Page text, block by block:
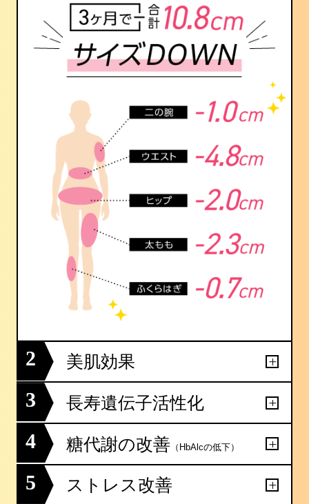
2 美肌効果
3 長寿遺伝子活性化
4 糖代謝の改善 （HbAlcの低下）
5 ストレス改善